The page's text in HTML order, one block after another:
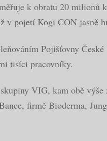
k obratu 20 milionů
v pojetí Kogi CON jasně
Pojišťovny
tisíci pracovníky.
VIG, kam obě
firmě Bioderma,